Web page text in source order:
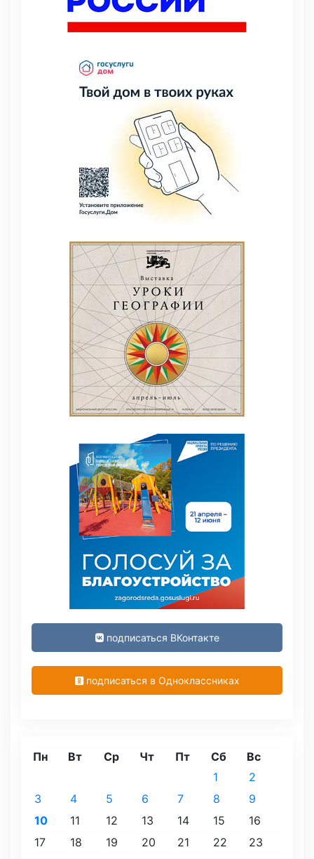
подписаться ВКонтакте
подписаться в Одноклассниках
Пн Вт Ср Чт Пт Сб
Вс
1
2
3
4 5 6 7 8
9
10
11 12 13 14 15
16
17
18 19 20 21 22
23